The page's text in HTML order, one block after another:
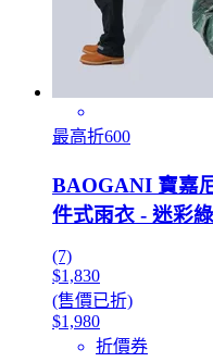
最高折600
BAOGANI 寶嘉
件式雨衣 - 迷彩
(7)
$1,830
(售價已折)
$1,980
折價券